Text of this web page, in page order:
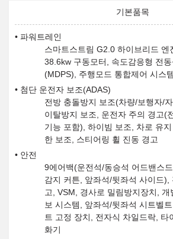
파워트레인
스마트스트림 G2.0 하이브리드 엔
38.6kw 구동모터, 속도감응형 전
(MDPS), 주행모드 통합제어 시스템
첨단 운전자 보조(ADAS)
전방 충돌방지 보조(차량/보행자/
이탈방지 보조, 운전자 주의 경고(
기능 포함), 하이빔 보조, 차로 유
한 보조, 스티어링 휠 진동 경고
안전
9에어백(운전석/동승석 어드밴스
감지 커튼, 앞좌석/뒷좌석 사이드),
고, VSM, 경사로 밀림방지장치, 개
보 시스템, 앞좌석/뒷좌석 시트벨
트 고정 장치, 전자식 차일드락, 타
화기